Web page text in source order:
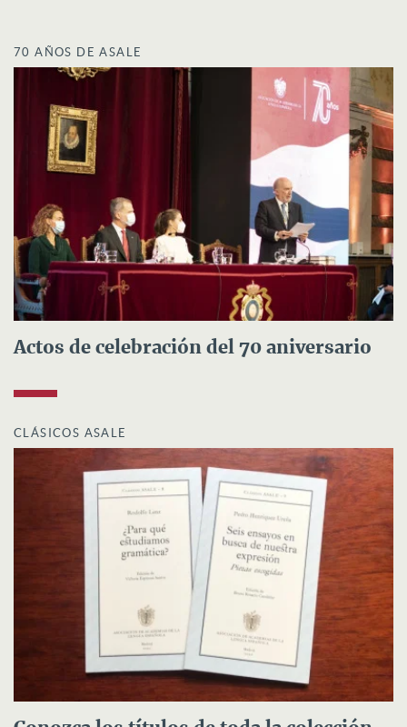
70 AÑOS DE ASALE
Actos de celebración del 70 aniversario
CLÁSICOS ASALE